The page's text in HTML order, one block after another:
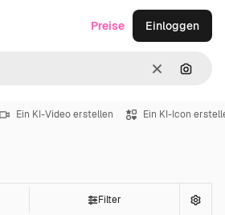
LöschenNach
Preise Einloggen
Ein KI-Video erstellen Ein KI-Icon
Filter